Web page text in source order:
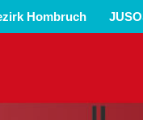
Hombruch